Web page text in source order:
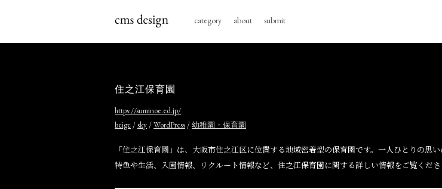
category about submit
住之江保育園
https://suminoe.ed.jp/
beige /sky /WordPress /幼稚園・保育園
「住之江保育園」は、大阪市住之江区に位置する地域密着型の保育園です。一人ひとりの
特色や生活、入園情報、リクルート情報など、住之江保育園に関する詳しい情報をご覧くださ